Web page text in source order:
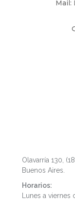
Mail:
Olavarría 130,
Buenos Aires.
Horarios:
Lunes a viernes